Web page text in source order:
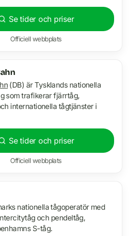
Se tider och priser
Officiell webbplats
(DB) är Tysklands nationella
som trafikerar fjärrtåg,
internationella tågtjänster i
Se tider och priser
Officiell webbplats
nationella tågoperatör med
och pendeltåg,
S-tåg.